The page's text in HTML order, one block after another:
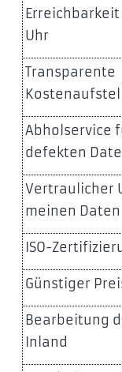
Uhr
Transparente
Abholservice
defekten
Vertraulicher
meinen Daten
ISO-
Günstiger
Bearbeitung
Inland